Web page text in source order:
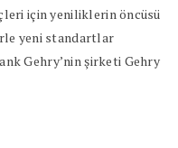
için yeniliklerin öncüsü
yeni standartlar
Gehry’nin şirketi Gehry